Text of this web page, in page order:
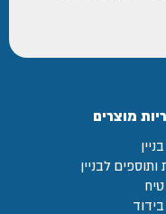
מוצרים
לבניין